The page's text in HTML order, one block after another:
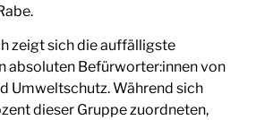
zeigt sich die auffälligste
absoluten Befürworter:innen von
Umweltschutz. Während sich
dieser Gruppe zuordneten,